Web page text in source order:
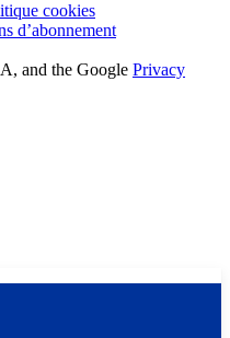
cookies
d’abonnement
and the Google Privacy